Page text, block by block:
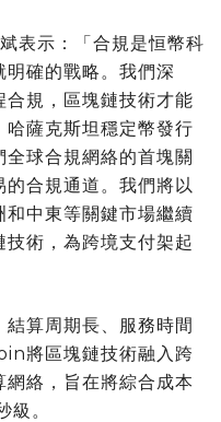
表示：「合規是恒幣科
確的戰略。我們深
規，區塊鏈技術才能
薩克斯坦穩定幣發行
球合規網絡的首塊關
合規通道。我們將以
中東等關鍵市場繼續
術，為跨境支付架起
算周期長、服務時間
將區塊鏈技術融入跨
絡，旨在將綜合成本
級。